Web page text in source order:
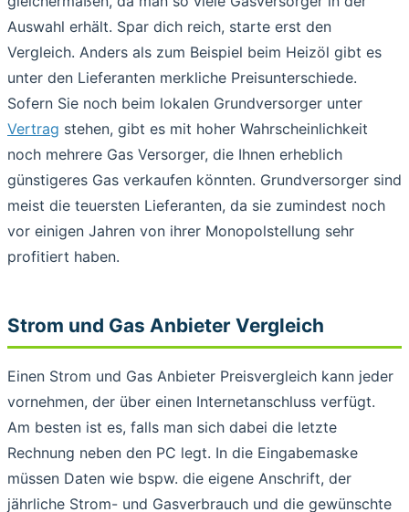
Auswahl erhält. Spar dich reich, starte erst den
Vergleich. Anders als zum Beispiel beim Heizöl gibt es
unter den Lieferanten merkliche Preisunterschiede.
Sofern Sie noch beim lokalen Grundversorger unter
Vertrag stehen, gibt es mit hoher Wahrscheinlichkeit
noch mehrere Gas Versorger, die Ihnen erheblich
günstigeres Gas verkaufen könnten. Grundversorger sind
meist die teuersten Lieferanten, da sie zumindest noch
vor einigen Jahren von ihrer Monopolstellung sehr
profitiert haben.
Strom und Gas Anbieter Vergleich
Einen Strom und Gas Anbieter Preisvergleich kann jeder
vornehmen, der über einen Internetanschluss verfügt.
Am besten ist es, falls man sich dabei die letzte
Rechnung neben den PC legt. In die Eingabemaske
müssen Daten wie bspw. die eigene Anschrift, der
jährliche Strom- und Gasverbrauch und die gewünschte